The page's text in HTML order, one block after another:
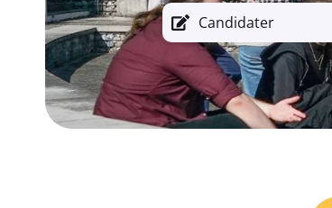
Candidater